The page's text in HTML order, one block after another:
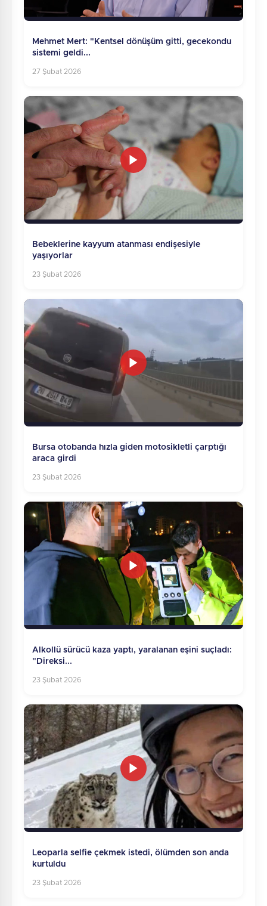
Mehmet Mert: "Kentsel dönüşüm gitti, gecekondu
sistemi geldi...
27 Şubat 2026
Bebeklerine kayyum atanması endişesiyle
yaşıyorlar
23 Şubat 2026
Bursa otobanda hızla giden motosikletli çarptığı
araca girdi
23 Şubat 2026
Alkollü sürücü kaza yaptı, yaralanan eşini suçladı:
"Direksi...
23 Şubat 2026
Leoparla selfie çekmek istedi, ölümden son anda
kurtuldu
23 Şubat 2026